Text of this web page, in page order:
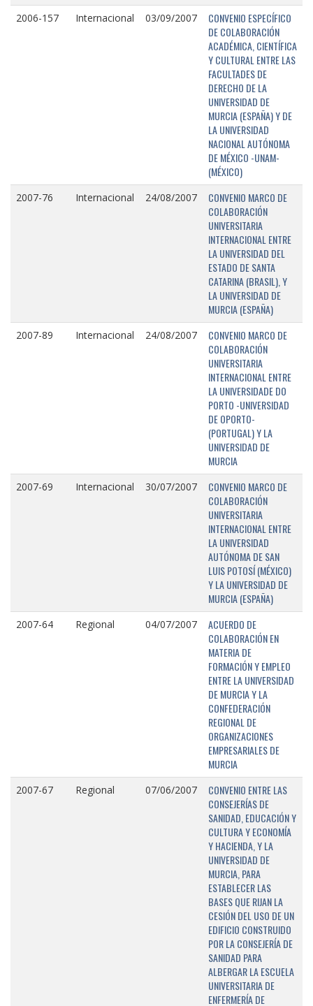
2006-157 Internacional 03/09/2007
CONVENIO ESPECÍFICO
DE COLABORACIÓN
ACADÉMICA, CIENTÍFICA
Y CULTURAL ENTRE LAS
FACULTADES DE
DERECHO DE LA
UNIVERSIDAD DE
MURCIA (ESPAÑA) Y DE
LA UNIVERSIDAD
NACIONAL AUTÓNOMA
DE MÉXICO -UNAM-
(MÉXICO)
2007-76 Internacional 24/08/2007
CONVENIO MARCO DE
COLABORACIÓN
UNIVERSITARIA
INTERNACIONAL ENTRE
LA UNIVERSIDAD DEL
ESTADO DE SANTA
CATARINA (BRASIL), Y
LA UNIVERSIDAD DE
MURCIA (ESPAÑA)
2007-89 Internacional 24/08/2007
CONVENIO MARCO DE
COLABORACIÓN
UNIVERSITARIA
INTERNACIONAL ENTRE
LA UNIVERSIDADE DO
PORTO -UNIVERSIDAD
DE OPORTO-
(PORTUGAL) Y LA
UNIVERSIDAD DE
MURCIA
2007-69 Internacional 30/07/2007
CONVENIO MARCO DE
COLABORACIÓN
UNIVERSITARIA
INTERNACIONAL ENTRE
LA UNIVERSIDAD
AUTÓNOMA DE SAN
LUIS POTOSÍ (MÉXICO)
Y LA UNIVERSIDAD DE
MURCIA (ESPAÑA)
2007-64 Regional 04/07/2007
ACUERDO DE
COLABORACIÓN EN
MATERIA DE
FORMACIÓN Y EMPLEO
ENTRE LA UNIVERSIDAD
DE MURCIA Y LA
CONFEDERACIÓN
REGIONAL DE
ORGANIZACIONES
EMPRESARIALES DE
MURCIA
2007-67 Regional 07/06/2007
CONVENIO ENTRE LAS
CONSEJERÍAS DE
SANIDAD, EDUCACIÓN Y
CULTURA Y ECONOMÍA
Y HACIENDA, Y LA
UNIVERSIDAD DE
MURCIA, PARA
ESTABLECER LAS
BASES QUE RIJAN LA
CESIÓN DEL USO DE UN
EDIFICIO CONSTRUIDO
POR LA CONSEJERÍA DE
SANIDAD PARA
ALBERGAR LA ESCUELA
UNIVERSITARIA DE
ENFERMERÍA DE